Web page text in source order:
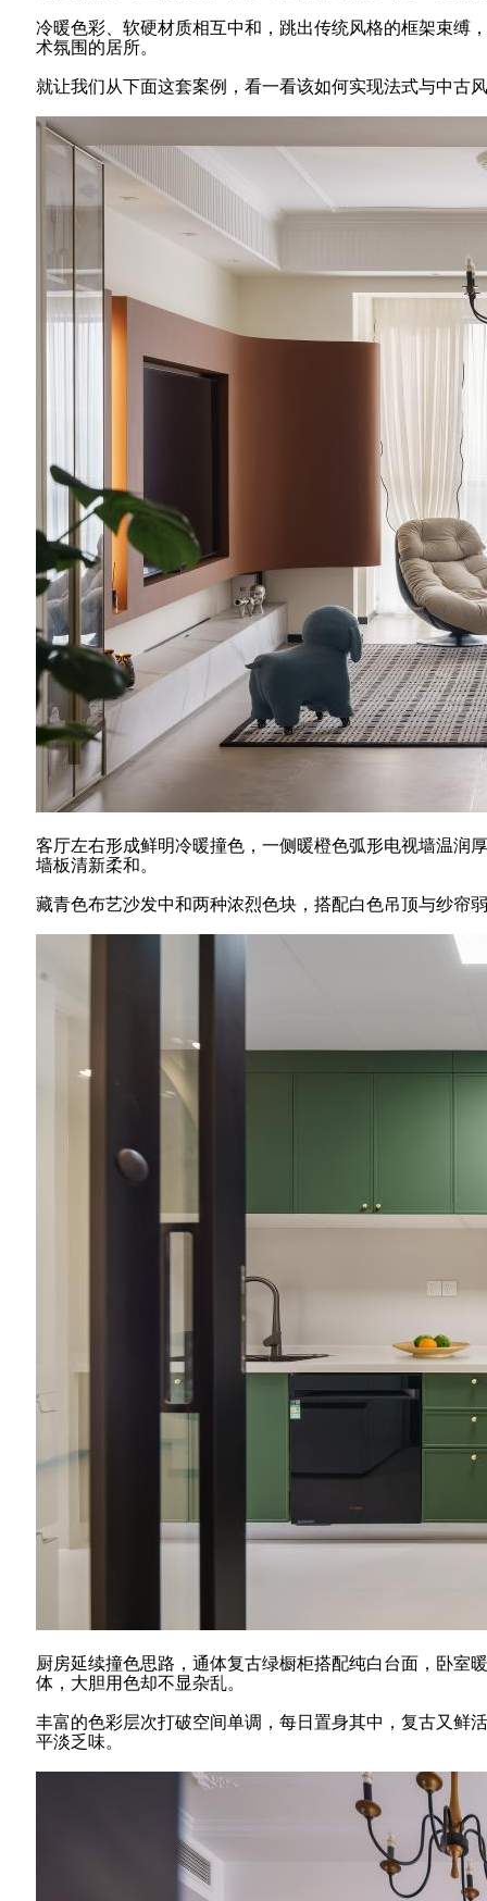
冷暖色彩、软硬材质相互中和，跳出传统风格的框架束缚
术氛围的居所。
就让我们从下面这套案例，看一看该如何实现法式与中古
客厅左右形成鲜明冷暖撞色，一侧暖橙色弧形电视墙温润
墙板清新柔和。
藏青色布艺沙发中和两种浓烈色块，搭配白色吊顶与纱帘
厨房延续撞色思路，通体复古绿橱柜搭配纯白台面，卧室
体，大胆用色却不显杂乱。
丰富的色彩层次打破空间单调，每日置身其中，复古又鲜
平淡乏味。